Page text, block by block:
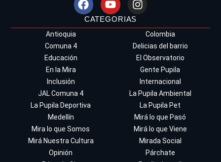
CATEGORIAS
Antioquia
Colombia
Comuna 4
Delicias del barrio
Educación
El Observatorio
En la Mira
Gente Pupila
Inclusión
Internacional
JAL Comuna 4
La Pupila Ambiental
La Pupila Deportiva
La Pupila Pet
Medellín
Mirá lo que Pasó
Mira lo que Somos
Mirá lo que Viene
Mirá Nuestra Cultura
Mirada Social
Opinión
Párchate